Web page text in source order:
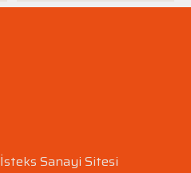
İsteks Sanayi Sitesi